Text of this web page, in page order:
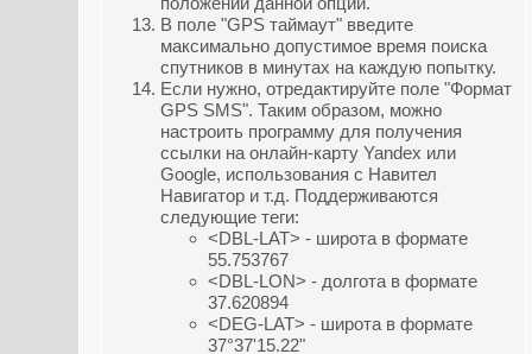
В поле "GPS таймаут" введите
максимально допустимое время поиска
спутников в минутах на каждую попытку.
Если нужно, отредактируйте поле "Формат
GPS SMS". Таким образом, можно
настроить программу для получения
ссылки на онлайн-карту Yandex или
Google, использования с Навител
Навигатор и т.д. Поддерживаются
следующие теги:
<DBL-LAT> - широта в формате
55.753767
<DBL-LON> - долгота в формате
37.620894
<DEG-LAT> - широта в формате
37°37'15.22"